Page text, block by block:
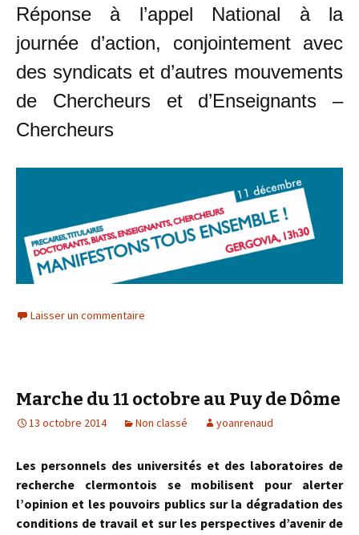
Réponse à l’appel National à la
journée d’action, conjointement avec
des syndicats et d’autres mouvements
de Chercheurs et d’Enseignants –
Chercheurs
Laisser un commentaire
Marche du 11 octobre au Puy de Dôme
13 octobre 2014 Non classé yoanrenaud
Les personnels des universités et des laboratoires de
recherche clermontois se mobilisent pour alerter
l’opinion et les pouvoirs publics sur la dégradation des
conditions de travail et sur les perspectives d’avenir de